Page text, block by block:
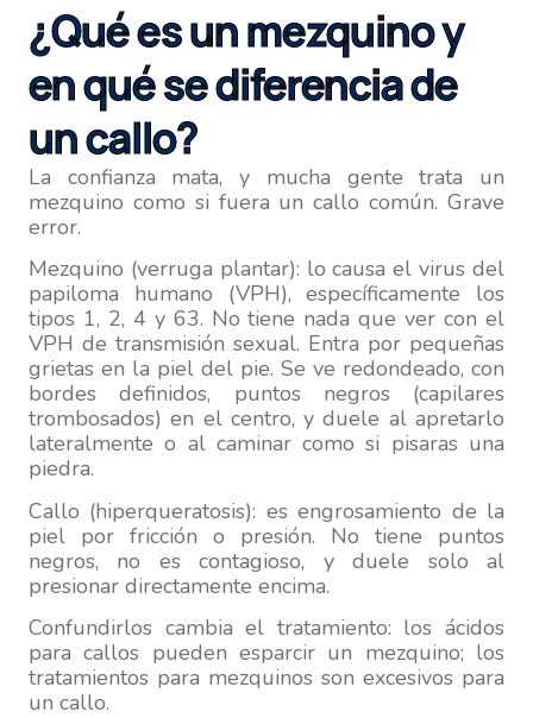
¿Qué es un mezquino y
en qué se diferencia de
un callo?
La confianza mata, y mucha gente trata un
mezquino como si fuera un callo común. Grave
error.
Mezquino (verruga plantar): lo causa el virus del
papiloma humano (VPH), específicamente los
tipos 1, 2, 4 y 63. No tiene nada que ver con el
VPH de transmisión sexual. Entra por pequeñas
grietas en la piel del pie. Se ve redondeado, con
bordes definidos, puntos negros (capilares
trombosados) en el centro, y duele al apretarlo
lateralmente o al caminar como si pisaras una
piedra.
Callo (hiperqueratosis): es engrosamiento de la
piel por fricción o presión. No tiene puntos
negros, no es contagioso, y duele solo al
presionar directamente encima.
Confundirlos cambia el tratamiento: los ácidos
para callos pueden esparcir un mezquino; los
tratamientos para mezquinos son excesivos para
un callo.